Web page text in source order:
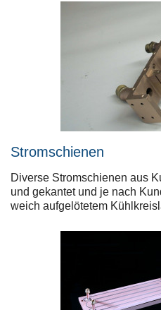
Stromschienen
Diverse Stromschienen aus
und gekantet und je nach
weich aufgelötetem